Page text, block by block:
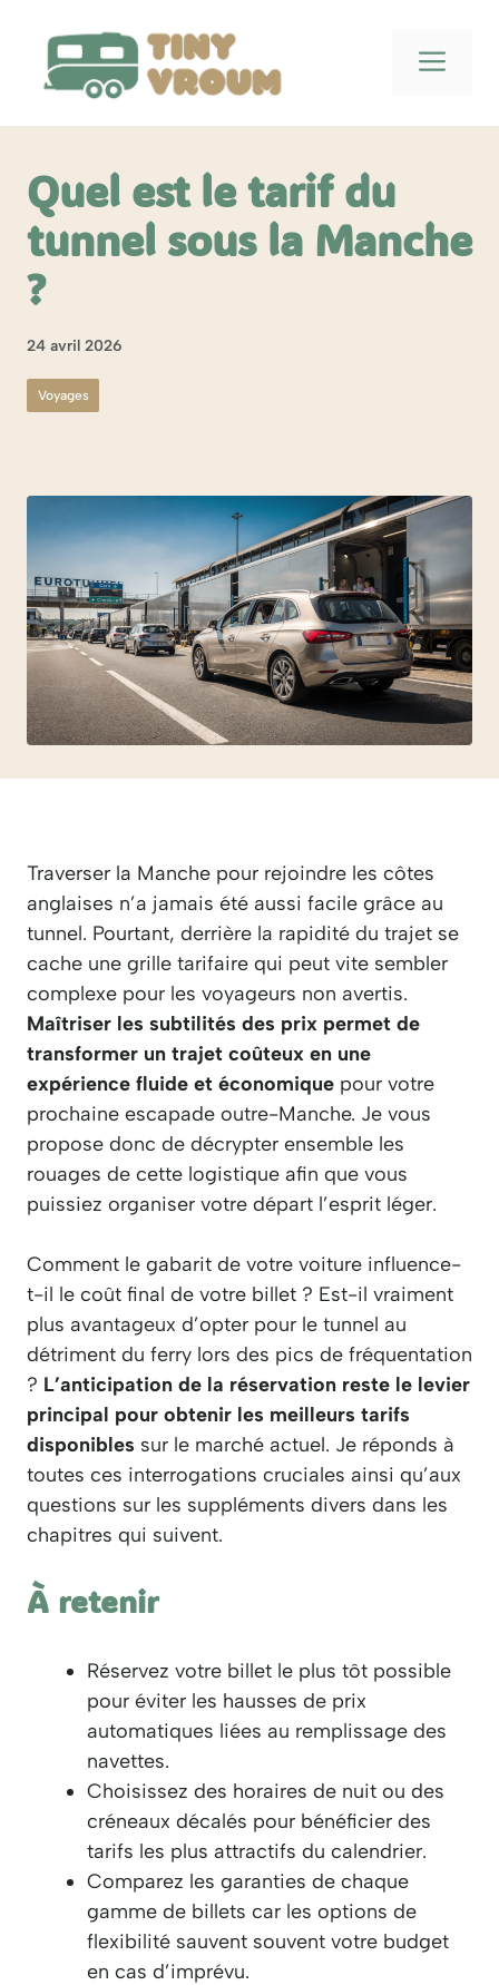
contenu
Quel est le tarif du
tunnel sous la Manche
?
24 avril 2026
Voyages
Traverser la Manche pour rejoindre les côtes
anglaises n’a jamais été aussi facile grâce au
tunnel. Pourtant, derrière la rapidité du trajet se
cache une grille tarifaire qui peut vite sembler
complexe pour les voyageurs non avertis.
Maîtriser les subtilités des prix permet de
transformer un trajet coûteux en une
expérience fluide et économique pour votre
prochaine escapade outre-Manche. Je vous
propose donc de décrypter ensemble les
rouages de cette logistique afin que vous
puissiez organiser votre départ l’esprit léger.
Comment le gabarit de votre voiture influence-
t-il le coût final de votre billet ? Est-il vraiment
plus avantageux d’opter pour le tunnel au
détriment du ferry lors des pics de fréquentation
? L’anticipation de la réservation reste le levier
principal pour obtenir les meilleurs tarifs
disponibles sur le marché actuel. Je réponds à
toutes ces interrogations cruciales ainsi qu’aux
questions sur les suppléments divers dans les
chapitres qui suivent.
À retenir
Réservez votre billet le plus tôt possible
pour éviter les hausses de prix
automatiques liées au remplissage des
navettes.
Choisissez des horaires de nuit ou des
créneaux décalés pour bénéficier des
tarifs les plus attractifs du calendrier.
Comparez les garanties de chaque
gamme de billets car les options de
flexibilité sauvent souvent votre budget
en cas d’imprévu.